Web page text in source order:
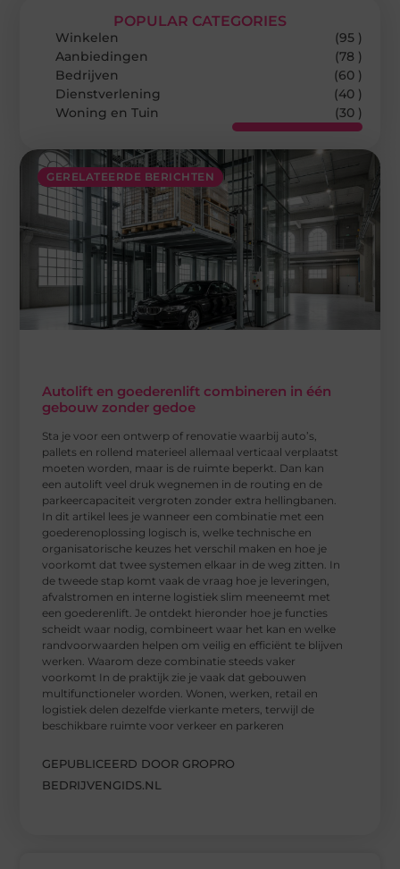
GERELATEERDE BERICHTEN
Autolift en goederenlift combineren in één
gebouw zonder gedoe
Sta je voor een ontwerp of renovatie waarbij auto’s,
pallets en rollend materieel allemaal verticaal verplaatst
moeten worden, maar is de ruimte beperkt. Dan kan
een autolift veel druk wegnemen in de routing en de
parkeercapaciteit vergroten zonder extra hellingbanen.
In dit artikel lees je wanneer een combinatie met een
goederenoplossing logisch is, welke technische en
organisatorische keuzes het verschil maken en hoe je
voorkomt dat twee systemen elkaar in de weg zitten. In
de tweede stap komt vaak de vraag hoe je leveringen,
afvalstromen en interne logistiek slim meeneemt met
een goederenlift. Je ontdekt hieronder hoe je functies
scheidt waar nodig, combineert waar het kan en welke
randvoorwaarden helpen om veilig en efficiënt te blijven
werken. Waarom deze combinatie steeds vaker
voorkomt In de praktijk zie je vaak dat gebouwen
multifunctioneler worden. Wonen, werken, retail en
logistiek delen dezelfde vierkante meters, terwijl de
beschikbare ruimte voor verkeer en parkeren
GEPUBLICEERD DOOR GROPRO
BEDRIJVENGIDS.NL
POPULAR CATEGORIES
Winkelen
(95 )
Aanbiedingen
(78 )
Bedrijven
(60 )
Dienstverlening
(40 )
Woning en Tuin
(30 )